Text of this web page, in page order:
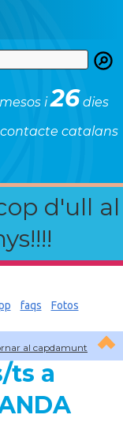
mesos i26 dies
catalans
d'ull al
al capdamunt
faqs Fotos
ts a